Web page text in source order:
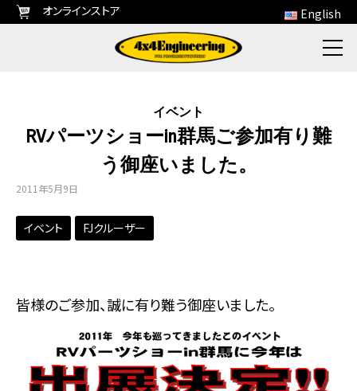
オンラインストア English
イベント
RVパーツショーin群馬ご参加有り難
う御座いました。
2011年5月9日
イベント FJクルーザー
皆様のご参加、誠に有り難う御座いました。